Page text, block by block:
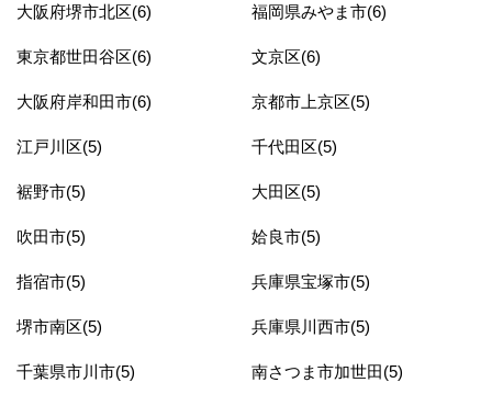
大阪府堺市北区(6) 福岡県みやま市(6)
東京都世田谷区(6) 文京区(6)
大阪府岸和田市(6) 京都市上京区(5)
江戸川区(5) 千代田区(5)
裾野市(5) 大田区(5)
吹田市(5) 姶良市(5)
指宿市(5) 兵庫県宝塚市(5)
堺市南区(5) 兵庫県川西市(5)
千葉県市川市(5) 南さつま市加世田(5)